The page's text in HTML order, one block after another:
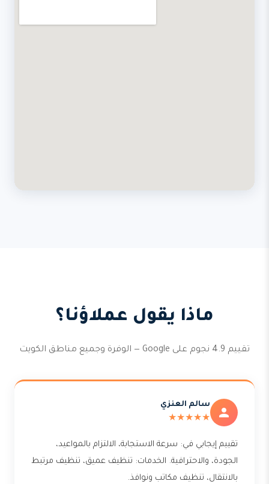
ماذا يقول عملاؤنا؟
تقييم 4.9 نجوم على Google — الوفرة وجميع مناطق الكويت
سالم العنزي
★★★★★
تقييم إيجابي في: سرعة الاستجابة، الالتزام بالمواعيد،
الجودة، والاحترافية. الخدمات: تنظيف عميق، تنظيف مرتبط
بالانتقال، تنظيف مكاتب ونوافذ.